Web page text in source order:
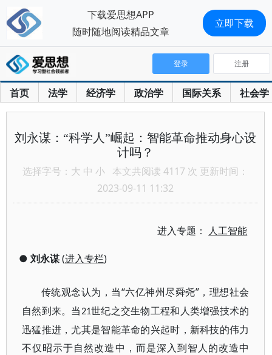
首页 法学 经济学 政治学 国际关系 社会学
登录 注册
刘永谋：“科学人”崛起：智能革命推动身心设
计吗？
选择字号： 大 中 小 本文共阅读 4117 次 更新时间：
2023-09-11 11:32
进入专题： 人工智能
● 刘永谋(进入专栏)
传统观念认为，当“六亿神州尽舜尧”，理想社会
自然到来。当21世纪之交生物工程和人类增强技术的
迅猛推进，尤其是智能革命的兴起时，新科技的伟力
不仅昭示于自然改造中，而是深入到智人的改造中
下载爱思想APP
随时随地阅读精品文章
立即下载